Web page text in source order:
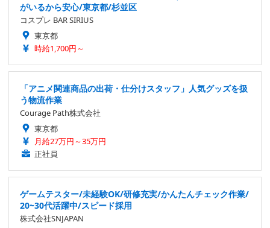
がいるから安心/東京都/杉並区
コスプレ BAR SIRIUS
東京都
時給1,700円～
「アニメ関連商品の出荷・仕分けスタッフ」人気グッズを扱
う物流作業
Courage Path株式会社
東京都
月給27万円～35万円
正社員
ゲームテスター/未経験OK/研修充実/かんたんチェック作業/
20~30代活躍中/スピード採用
株式会社SNJAPAN